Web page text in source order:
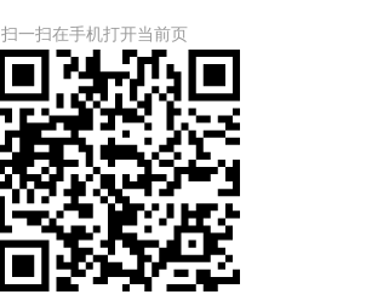
扫一扫在手机打开当前页